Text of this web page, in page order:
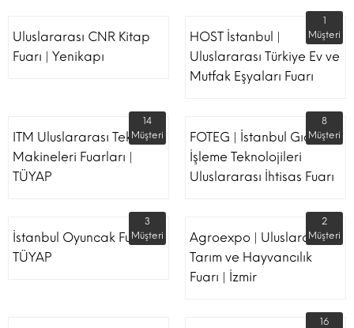
Uluslararası CNR Kitap
Fuarı | Yenikapı
HOST İstanbul |
Uluslararası Türkiye Ev ve
Mutfak Eşyaları Fuarı
1
Müşteri
ITM Uluslararası Tekstil
Makineleri Fuarları |
TÜYAP
14
Müşteri
FOTEG | İstanbul Gıda
İşleme Teknolojileri
Uluslararası İhtisas Fuarı
8
Müşteri
İstanbul Oyuncak Fuarı -
TÜYAP
3
Müşteri
Agroexpo | Uluslararası
Tarım ve Hayvancılık
Fuarı | İzmir
2
Müşteri
16